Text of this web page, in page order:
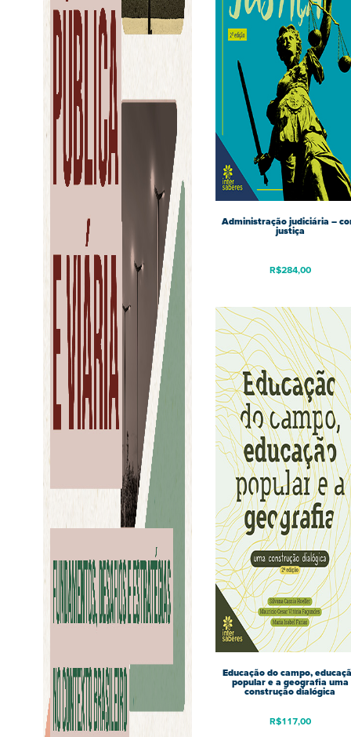
Administração judiciária –
justiça
R$284,00
Educação do campo,
popular e a geografia uma
construção dialógica
R$117,00